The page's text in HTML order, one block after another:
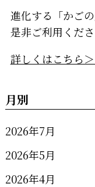
進化する「かご
是非ご利用くださ
詳しくはこちら
月別
2026年7月
2026年5月
2026年4月